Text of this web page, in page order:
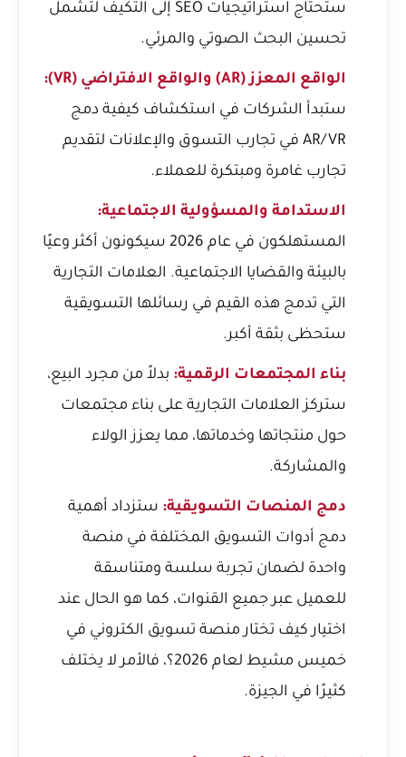
ستحتاج استراتيجيات SEO إلى التكيف لتشمل
تحسين البحث الصوتي والمرئي.
الواقع المعزز (AR) والواقع الافتراضي (VR):
ستبدأ الشركات في استكشاف كيفية دمج
AR/VR في تجارب التسوق والإعلانات لتقديم
تجارب غامرة ومبتكرة للعملاء.
الاستدامة والمسؤولية الاجتماعية:
المستهلكون في عام 2026 سيكونون أكثر وعيًا
بالبيئة والقضايا الاجتماعية. العلامات التجارية
التي تدمج هذه القيم في رسائلها التسويقية
ستحظى بثقة أكبر.
بناء المجتمعات الرقمية: بدلاً من مجرد البيع،
ستركز العلامات التجارية على بناء مجتمعات
حول منتجاتها وخدماتها، مما يعزز الولاء
والمشاركة.
دمج المنصات التسويقية: ستزداد أهمية
دمج أدوات التسويق المختلفة في منصة
واحدة لضمان تجربة سلسة ومتناسقة
للعميل عبر جميع القنوات، كما هو الحال عند
اختياركيف تختار منصة تسويق الكتروني في
خميس مشيط لعام 2026؟
، فالأمر لا يختلف
كثيرًا في الجيزة.